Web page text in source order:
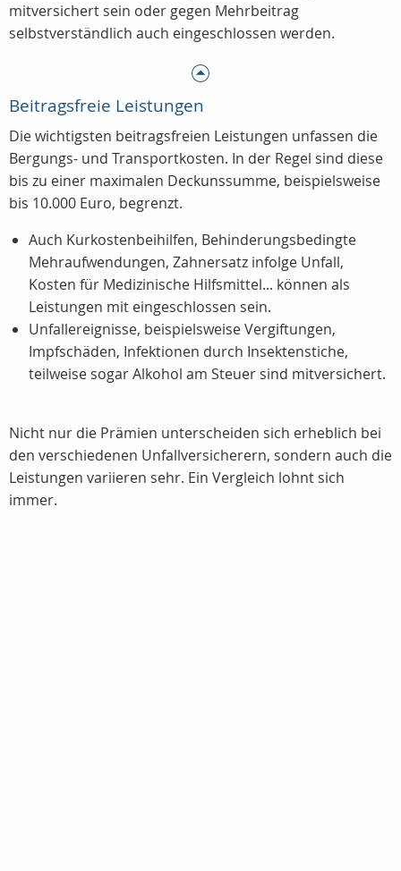
mitversichert sein oder gegen Mehrbeitrag
selbstverständlich auch eingeschlossen werden.
Beitragsfreie Leistungen
Die wichtigsten beitragsfreien Leistungen unfassen die
Bergungs- und Transportkosten. In der Regel sind diese
bis zu einer maximalen Deckunssumme, beispielsweise
bis 10.000 Euro, begrenzt.
Auch Kurkostenbeihilfen, Behinderungsbedingte
Mehraufwendungen, Zahnersatz infolge Unfall,
Kosten für Medizinische Hilfsmittel... können als
Leistungen mit eingeschlossen sein.
Unfallereignisse, beispielsweise Vergiftungen,
Impfschäden, Infektionen durch Insektenstiche,
teilweise sogar Alkohol am Steuer sind mitversichert.
Nicht nur die Prämien unterscheiden sich erheblich bei
den verschiedenen Unfallversicherern, sondern auch die
Leistungen variieren sehr. Ein Vergleich lohnt sich
immer.